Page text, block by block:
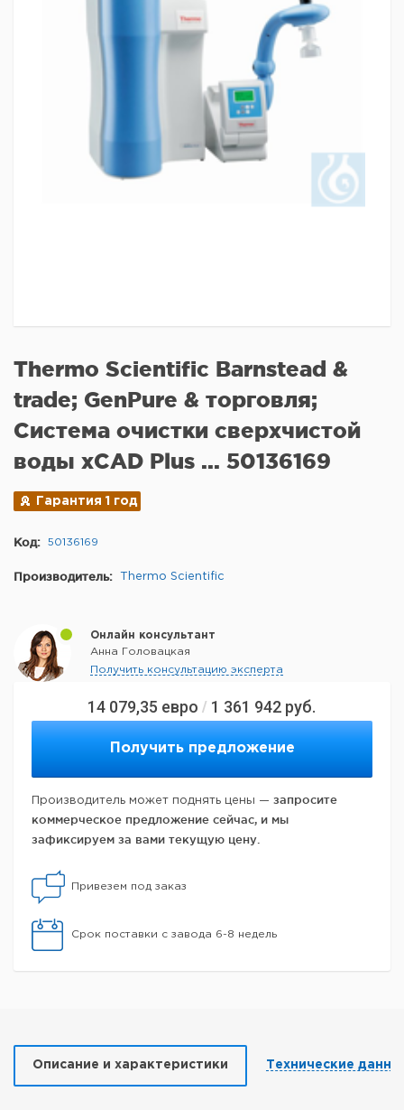
14 079,35 евро / 1 361 942 руб.
Получить предложение
Производитель может поднять цены — запросите
коммерческое предложение сейчас, и мы
зафиксируем за вами текущую цену.
Привезем под заказ
Срок поставки с завода 6-8 недель
Thermo Scientific Barnstead &
trade; GenPure & торговля;
Система очистки сверхчистой
воды xCAD Plus ... 50136169
Гарантия 1 год
Код: 50136169
Производитель: Thermo Scientific
Онлайн консультант
Анна Головацкая
Получить консультацию эксперта
Описание и характеристики Технические